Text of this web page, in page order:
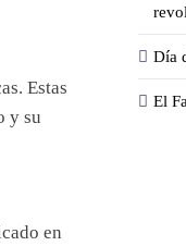
Estas
y su
en
Día
El